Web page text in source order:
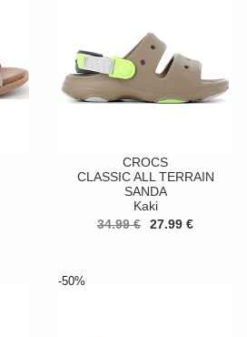
CROCS
CLASSIC ALL TERRAIN
SANDA
Kaki
34.99 €
27.99 €
-50%